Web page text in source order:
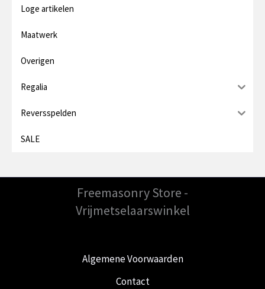
Loge artikelen
Maatwerk
Overigen
Regalia
Reversspelden
SALE
Freemasonry Store -
Vrijmetselaarswinkel
Algemene Voorwaarden
Contact